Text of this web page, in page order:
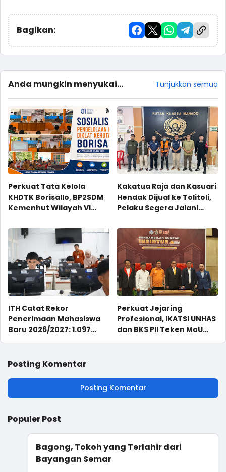
Bagikan:
Anda mungkin menyukai
postingan ini
Tunjukkan semua
Perkuat Tata Kelola
KHDTK Borisallo, BP2SDM
Kemenhut Wilayah VI
Lestari dan Masyarakat
Sejahtera
Kakatua Raja dan Kasuari
Hendak Dijual ke Tolitoli,
Pelaku Segera Jalani
ITH Catat Rekor
Penerimaan Mahasiswa
Baru 2026/2027: 1.097
Perkuat Jejaring
Profesional, IKATSI UNHAS
dan BKS PII Teken MoU
Posting Komentar
Posting Komentar
Populer Post
Bagong, Tokoh yang Terlahir dari
Bayangan Semar